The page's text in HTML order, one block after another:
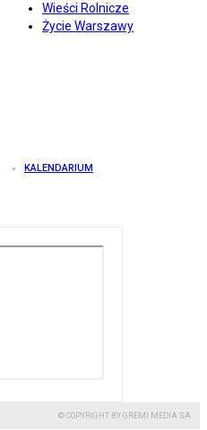
Wieści Rolnicze
Życie Warszawy
KALENDARIUM
© COPYRIGHT BY GREMI MEDIA SA